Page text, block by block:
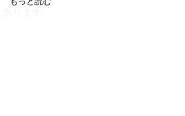
動したのち写真に携わり、ブライダル